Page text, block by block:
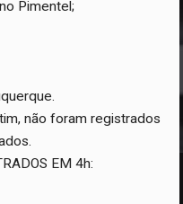
Pimentel;
não foram registrados
EM 4h: